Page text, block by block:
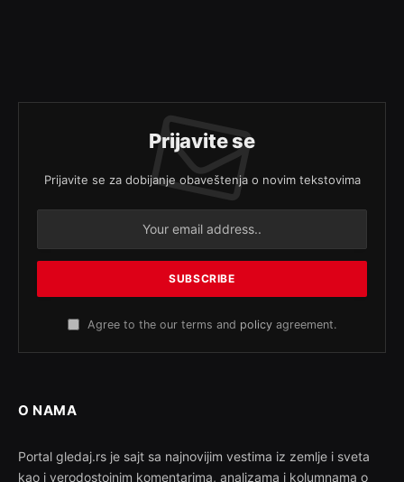
Prijavite se
Prijavite se za dobijanje obaveštenja o novim tekstovima
Agree to the our terms and policy agreement.
O NAMA
Portal gledaj.rs je sajt sa najnovijim vestima iz zemlje i sveta
kao i verodostojnim komentarima, analizama i kolumnama o